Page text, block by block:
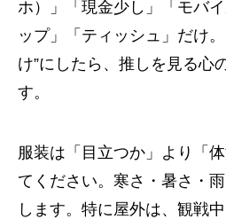
ホ）」「現金少し」「モバ
ップ」「ティッシュ」だけ
け”にしたら、推しを見る心
す。
服装は「目立つか」より「
てください。寒さ・暑さ・
します。特に屋外は、観戦